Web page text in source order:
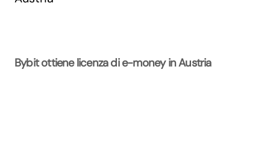
Bybit ottiene licenza di e-money in Austria